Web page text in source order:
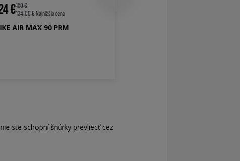
ste schopní šnúrky prevliecť cez